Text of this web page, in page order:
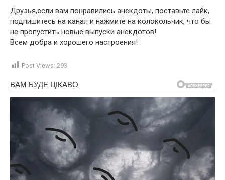
Друзья,если вам понравились анекдоты, поставьте лайк,
подпишитесь на канал и нажмите на колокольчик, что бы
не пропустить новые выпуски анекдотов!
Всем добра и хорошего настроения!
Post Views: 293